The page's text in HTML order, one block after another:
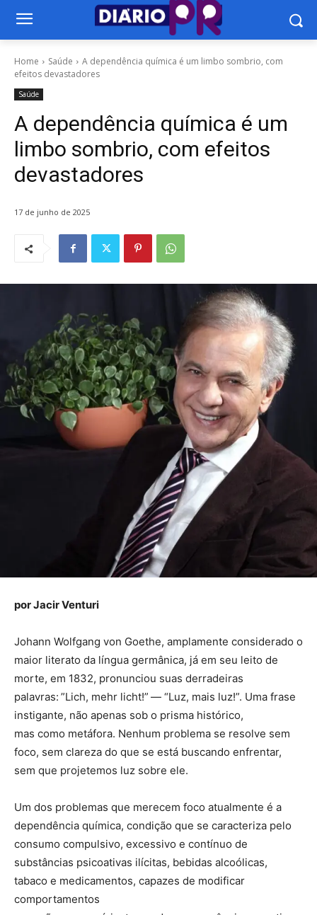
Home Saúde
A dependência química é um limbo sombrio, com
efeitos devastadores
Saúde
A dependência química é um
limbo sombrio, com efeitos
devastadores
17 de junho de 2025
por Jacir Venturi
Johann Wolfgang von Goethe, amplamente considerado o
maior literato da língua germânica, já em seu leito de
morte, em 1832, pronunciou suas derradeiras
palavras: ”Lich, mehr licht!” — “Luz, mais luz!”. Uma frase
instigante, não apenas sob o prisma histórico,
mas como metáfora. Nenhum problema se resolve sem
foco, sem clareza do que se está buscando enfrentar,
sem que projetemos luz sobre ele.
Um dos problemas que merecem foco atualmente é a
dependência química, condição que se caracteriza pelo
consumo compulsivo, excessivo e contínuo de
substâncias psicoativas ilícitas, bebidas alcoólicas,
tabaco e medicamentos, capazes de modificar
comportamentos